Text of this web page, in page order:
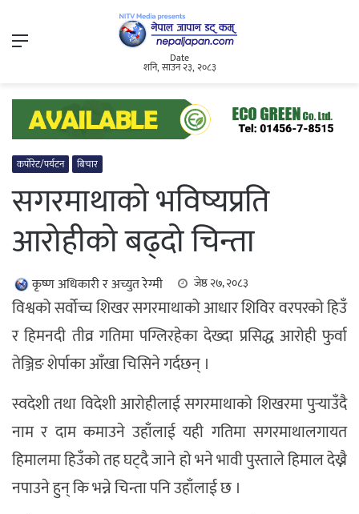
Menu
Date
शनि, साउन २३, २०८३
कर्पोरेट/पर्यटन बिचार
सगरमाथाको भविष्यप्रति
आरोहीको बढ्दो चिन्ता
कृष्ण अधिकारी र अच्युत रेग्मी जेष्ठ २७, २०८३
विश्वको सर्वोच्च शिखर सगरमाथाको आधार शिविर वरपरको हिउँ
र हिमनदी तीव्र गतिमा पग्लिरहेका देख्दा प्रसिद्ध आरोही फुर्वा
तेञ्जिङ शेर्पाका आँखा चिसिने गर्दछन् ।
स्वदेशी तथा विदेशी आरोहीलाई सगरमाथाको शिखरमा पुर्‍याउँदै
नाम र दाम कमाउने उहाँलाई यही गतिमा सगरमाथालगायत
हिमालमा हिउँको तह घट्दै जाने हो भने भावी पुस्ताले हिमाल देख्नै
नपाउने हुन् कि भन्ने चिन्ता पनि उहाँलाई छ ।